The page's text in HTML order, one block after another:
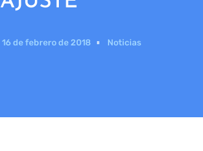
16 de febrero de 2018 Noticias